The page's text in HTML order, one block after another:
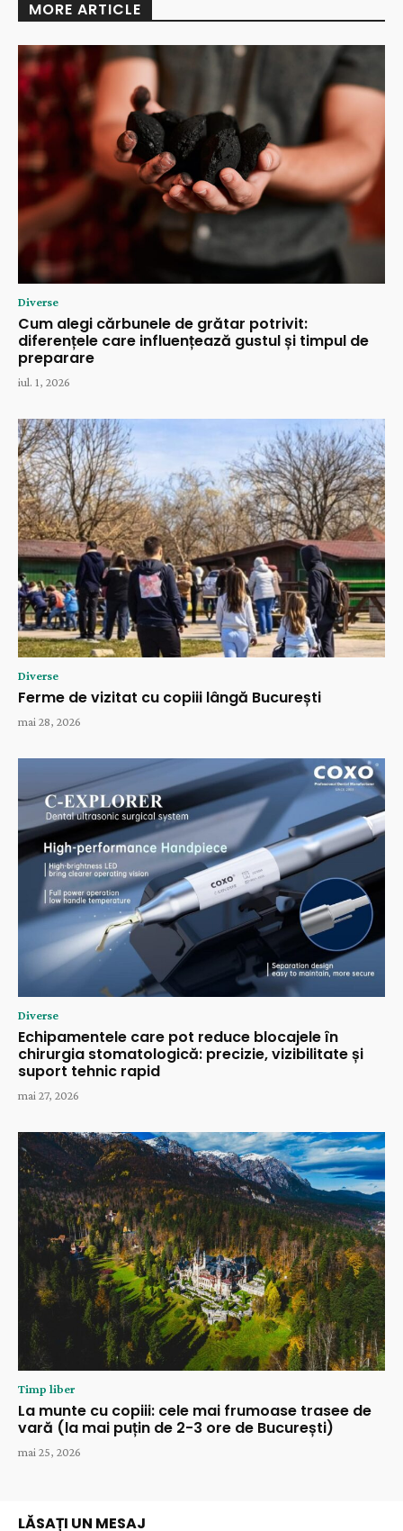
MORE ARTICLE
Diverse
Cum alegi cărbunele de grătar potrivit:
diferențele care influențează gustul și timpul de
preparare
iul. 1, 2026
Diverse
Ferme de vizitat cu copiii lângă București
mai 28, 2026
Diverse
Echipamentele care pot reduce blocajele în
chirurgia stomatologică: precizie, vizibilitate și
suport tehnic rapid
mai 27, 2026
Timp liber
La munte cu copiii: cele mai frumoase trasee de
vară (la mai puțin de 2-3 ore de București)
mai 25, 2026
LĂSAȚI UN MESAJ